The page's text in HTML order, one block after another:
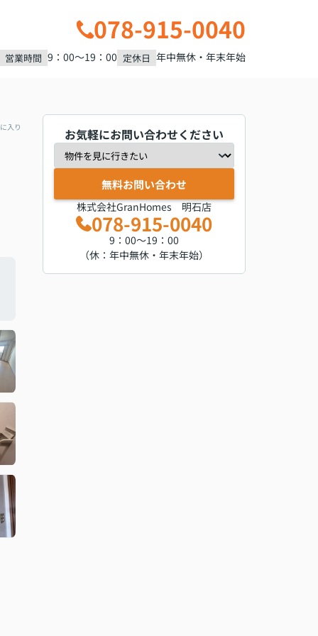
078-915-0040
営業時間 9：00～19：00 定休日 年中無休・年末年始
入り お気軽にお問い合わせください
無料お問い合わせ
株式会社GranHomes 明石店
078-915-0040
9：00～19：00
（休：年中無休・年末年始）